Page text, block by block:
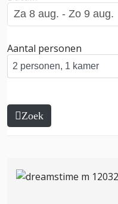
Aantal personen
Zoek